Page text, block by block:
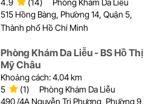
4.9
(14)
Phòng Khám Da Liễu
515 Hồng Bàng, Phường 14, Quận 5,
Thành phố Hồ Chí Minh
Phòng Khám Da Liễu - BS Hồ Thị
Mỹ Châu
Khoảng cách: 4.04 km
5
(1)
Phòng Khám Da Liễu
490 /4A Nguyễn Tri Phương, Phường 9,